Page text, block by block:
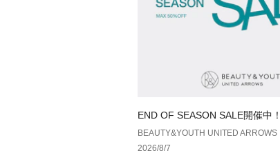
END OF SEASON SALE開催中！
BEAUTY&YOUTH UNITED ARROWS
2026/8/7